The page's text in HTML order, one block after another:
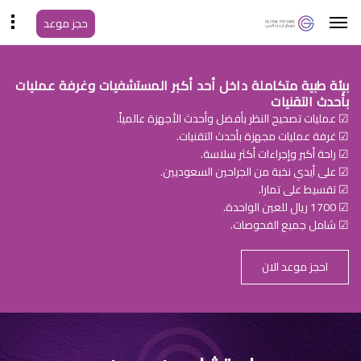
حجز موعد
بيئة طبية متكاملة داخل أحد أكبر المستشفيات وغرفة عمليات
بأحدث التقنيات
☑ عمليات تصحيح النظر بأفضل وأحدث الأجهزة عالمياً.
☑ غرفة عمليات مجهزة بأحدث التقنيات.
☑ راحة أكبر وإجراءات أكثر سلاسة.
☑ على أيدي نخبة من الجراحين السعوديين.
☑ تقسيط على تمارا.
☑ 1700 ريال للعين الواحدة.
☑ شامل جميع الفحوصات.
احجز موعد الان